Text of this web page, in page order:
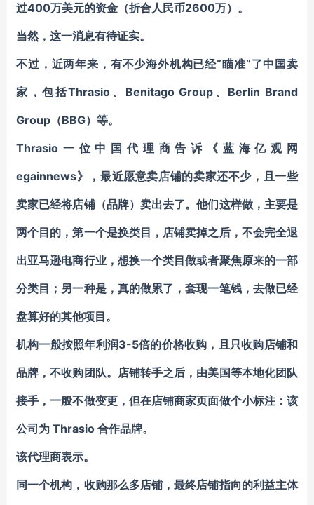
过400万美元的资金（折合人民币2600万） 。
当然，这一消息有待证实。
不过，近两年来，有不少海外机构已经“瞄准”了中国卖
家，包括Thrasio、Benitago Group、Berlin Brand
Group（BBG）等。
Thrasio一位中国代理商告诉《蓝海亿观网
egainnews》，最近愿意卖店铺的卖家还不少， 且一些
卖家已经将店铺（品牌）卖出去了。他们这样做，主要是
两个目的，第一个是换类目，店铺卖掉之后，不会完全退
出亚马逊电商行业，想换一个类目做或者聚焦原来的一部
分类目；另一种是，真的做累了，套现一笔钱，去做已经
盘算好的其他项目。
机构一般按照年利润3-5倍的价格收购，且只收购店铺和
品牌，不收购团队。店铺转手之后，由美国等本地化团队
接手，一般不做变更，但在店铺商家页面做个小标注：该
公司为 Thrasio 合作品牌。
该代理商表示。
同一个机构，收购那么多店铺，最终店铺指向的利益主体